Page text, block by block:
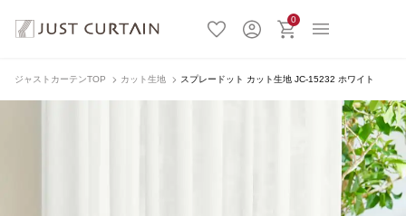
0
ジャストカーテンTOP カット生地 スプレードット カット生地 JC-15232 ホワイト